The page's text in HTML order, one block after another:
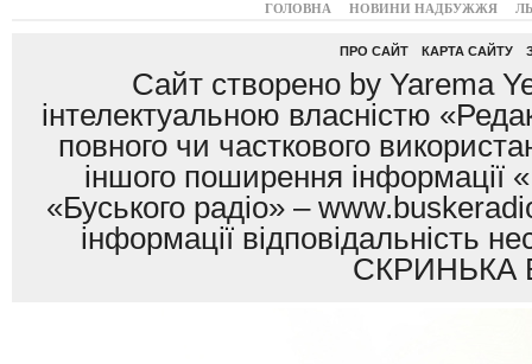
ГОЛОВНА НОВИНИ НАДБУЖЖЯ
ПРО САЙТ КАРТА САЙТУ
Сайт створено by Yarema
інтелектуальною власністю
повного чи часткового
іншого поширення інформації
«Буського радіо» –
інформації
СКРИНЬКА